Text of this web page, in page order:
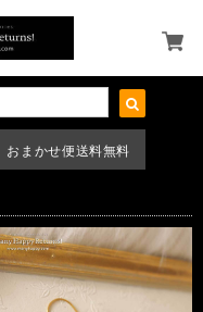
おまかせ便送料無料